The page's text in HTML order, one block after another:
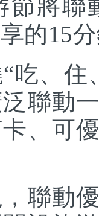
聯
的15
、住
聯動
、可
動優